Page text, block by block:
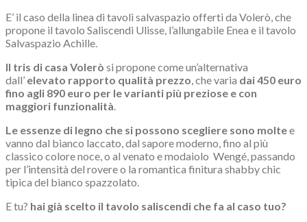
E’ il caso della linea di tavoli salvaspazio offerti da Volerò, che
propone il tavolo Saliscendi Ulisse, l’allungabile Enea e il tavolo
Salvaspazio Achille.
Il tris di casa Volerò si propone come un’alternativa
dall’ elevato rapporto qualità prezzo, che varia dai 450 euro
fino agli 890 euro per le varianti più preziose e con
maggiori funzionalità.
Le essenze di legno che si possono scegliere sono moltee
vanno dal bianco laccato, dal sapore moderno, fino al più
classico colore noce, o al venato e modaiolo Wengé, passando
per l’intensità del rovere o la romantica finitura shabby chic
tipica del bianco spazzolato.
E tu? hai già scelto il tavolo saliscendi che fa al caso tuo?